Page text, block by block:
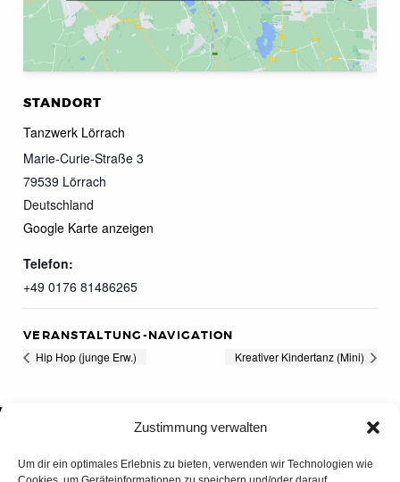
Zustimmung verwalten
Um dir ein optimales Erlebnis zu bieten, verwenden wir Technologien wie
STANDORT
Tanzwerk Lörrach
Marie-Curie-Straße 3
79539 Lörrach
Deutschland
Google Karte anzeigen
Telefon:
+49 0176 81486265
VERANSTALTUNG-NAVIGATION
Hip Hop (junge Erw.) Kreativer Kindertanz (Mini)